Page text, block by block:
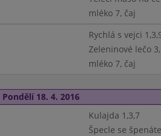
mléko 7, čaj
Rychlá s vejci
Zeleninové lečo
mléko 7, čaj
Pondělí 18. 4. 2016
Kulajda 1,3,7
Špecle se